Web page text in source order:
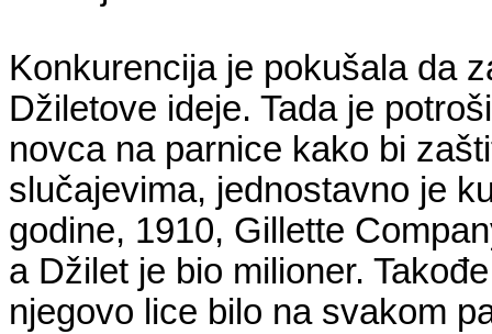
Konkurencija je pokušala da
Džiletove ideje. Tada je
novca na parnice kako bi
slučajevima, jednostavno je
godine, 1910, Gillette
a Džilet je bio milioner.
njegovo lice bilo na svakom